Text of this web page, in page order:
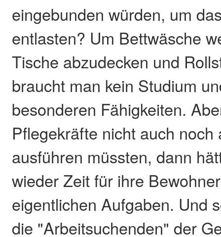
eingebunden würden, um
entlasten? Um Bettwäsche
Tische abzudecken und
braucht man kein Studium
besonderen Fähigkeiten.
Pflegekräfte nicht auch
ausführen müssten, dann
wieder Zeit für ihre
eigentlichen Aufgaben. Und
die "Arbeitsuchenden" der